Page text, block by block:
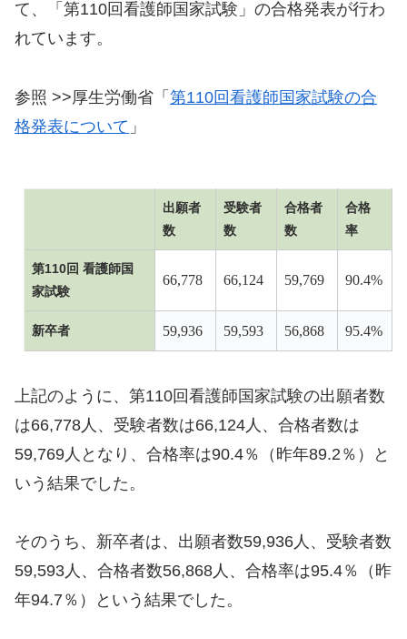
て、「第110回看護師国家試験」の合格発表が行わ
れています。
参照 >>厚生労働省「 第110回看護師国家試験の合
格発表について 」
出願者
数
受験者
数
合格者
数
合格
率
第110回 看護師国
家試験
66,778 66,124 59,769 90.4%
新卒者 59,936 59,593 56,868 95.4%
上記のように、第110回看護師国家試験の出願者数
は66,778人、受験者数は66,124人、合格者数は
59,769人となり、合格率は90.4％（昨年89.2％）と
いう結果でした。
そのうち、新卒者は、出願者数59,936人、受験者数
59,593人、合格者数56,868人、合格率は95.4％（昨
年94.7％）という結果でした。